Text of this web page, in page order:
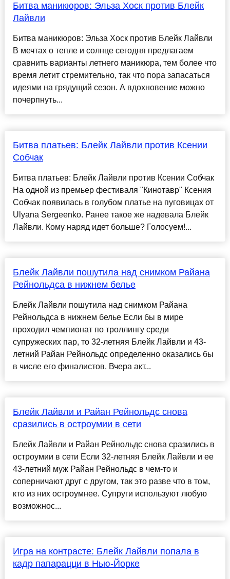
Битва маникюров: Эльза Хоск против Блейк
Лайвли
Битва маникюров: Эльза Хоск против Блейк Лайвли
В мечтах о тепле и солнце сегодня предлагаем
сравнить варианты летнего маникюра, тем более что
время летит стремительно, так что пора запасаться
идеями на грядущий сезон. А вдохновение можно
почерпнуть...
Битва платьев: Блейк Лайвли против Ксении
Собчак
Битва платьев: Блейк Лайвли против Ксении Собчак
На одной из премьер фестиваля "Кинотавр" Ксения
Собчак появилась в голубом платье на пуговицах от
Ulyana Sergeenko. Ранее такое же надевала Блейк
Лайвли. Кому наряд идет больше? Голосуем!...
Блейк Лайвли пошутила над снимком Райана
Рейнольдса в нижнем белье
Блейк Лайвли пошутила над снимком Райана
Рейнольдса в нижнем белье Если бы в мире
проходил чемпионат по троллингу среди
супружеских пар, то 32-летняя Блейк Лайвли и 43-
летний Райан Рейнольдс определенно оказались бы
в числе его финалистов. Вчера акт...
Блейк Лайвли и Райан Рейнольдс снова
сразились в остроумии в сети
Блейк Лайвли и Райан Рейнольдс снова сразились в
остроумии в сети Если 32-летняя Блейк Лайвли и ее
43-летний муж Райан Рейнольдс в чем-то и
соперничают друг с другом, так это разве что в том,
кто из них остроумнее. Супруги используют любую
возможнос...
Игра на контрасте: Блейк Лайвли попала в
кадр папарацци в Нью-Йорке